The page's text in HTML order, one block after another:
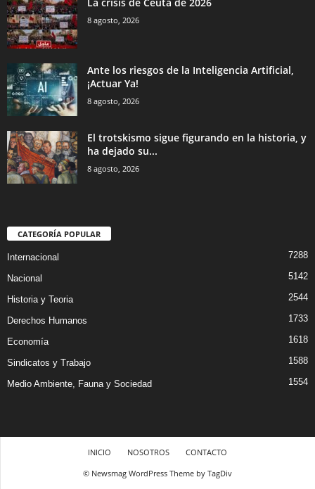
La crisis de Ceuta de 2026
8 agosto, 2026
Ante los riesgos de la Inteligencia Artificial,
¡Actuar Ya!
8 agosto, 2026
El trotskismo sigue figurando en la historia, y
ha dejado su...
8 agosto, 2026
CATEGORÍA POPULAR
Internacional 7288
Nacional 5142
Historia y Teoria 2544
Derechos Humanos 1733
Economía 1618
Sindicatos y Trabajo 1588
Medio Ambiente, Fauna y Sociedad 1554
INICIO NOSOTROS
CONTACTO
© Newsmag WordPress Theme by TagDiv